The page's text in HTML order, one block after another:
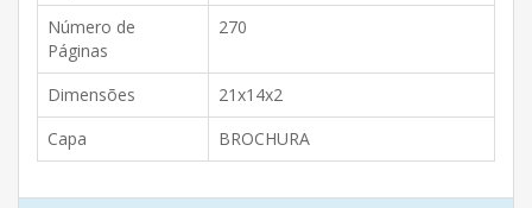
Número de
Páginas
270
Dimensões
21x14x2
Capa
BROCHURA